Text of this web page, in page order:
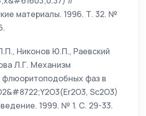
материалы. 1996. Т. 32. №
Никонов Ю.П., Раевский
Л.Г. Механизм
флюоритоподобных фаз в
Sc2O3)
1999. № 1. С. 29-33.